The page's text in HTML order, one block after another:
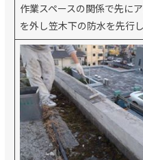
作業スペースの関係で先に
を外し笠木下の防水を先行し